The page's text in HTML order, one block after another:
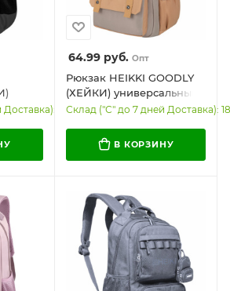
54
64.99руб. Опт
Рюкзак HEIKKI GOODLY
(ХЕЙКИ) универсальный,
2 отделения, отделение
46x33x18 см, 273868
Склад ("С" до 7 дней Доставка): 18
В КОРЗИНУ